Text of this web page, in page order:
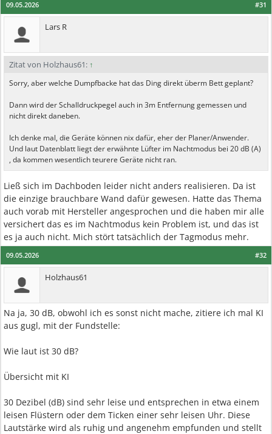
#31
09.05.2026
Lars R
Zitat von Holzhaus61: ↑
Sorry, aber welche Dumpfbacke hat das Ding direkt überm Bett geplant?
Dann wird der Schalldruckpegel auch in 3m Entfernung gemessen und
nicht direkt daneben.
Ich denke mal, die Geräte können nix dafür, eher der Planer/Anwender.
Und laut Datenblatt liegt der erwähnte Lüfter im Nachtmodus bei 20 dB (A)
, da kommen wesentlich teurere Geräte nicht ran.
Ließ sich im Dachboden leider nicht anders realisieren. Da ist
die einzige brauchbare Wand dafür gewesen. Hatte das Thema
auch vorab mit Hersteller angesprochen und die haben mir alle
versichert das es im Nachtmodus kein Problem ist, und das ist
es ja auch nicht. Mich stört tatsächlich der Tagmodus mehr.
#32
09.05.2026
Holzhaus61
Na ja, 30 dB, obwohl ich es sonst nicht mache, zitiere ich mal KI
aus gugl, mit der Fundstelle:
Wie laut ist 30 dB?
Übersicht mit KI
30 Dezibel (dB) sind sehr leise und entsprechen in etwa einem
leisen Flüstern oder dem Ticken einer sehr leisen Uhr. Diese
Lautstärke wird als ruhig und angenehm empfunden und stellt